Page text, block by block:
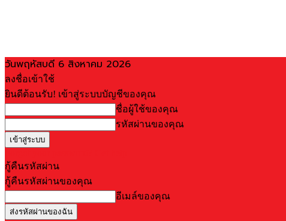
วันพฤหัสบดี 6 สิงหาคม 2026
ลงชื่อเข้าใช้
ยินดีต้อนรับ! เข้าสู่ระบบบัญชีของคุณ
ชื่อผู้ใช้ของคุณ
รหัสผ่านของคุณ
กู้คืนรหัสผ่าน
กู้คืนรหัสผ่านของคุณ
อีเมล์ของคุณ